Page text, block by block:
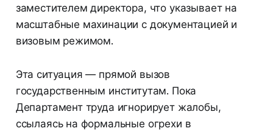
заместителем директора, что указывает на
масштабные махинации с документацией и
визовым режимом.
Эта ситуация — прямой вызов
государственным институтам. Пока
Департамент труда игнорирует жалобы,
ссылаясь на формальные огрехи в